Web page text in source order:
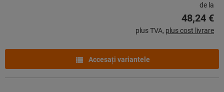
de la
48,24 €
plus TVA, plus cost livrare
Accesaţi variantele